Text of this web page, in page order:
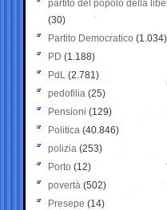
partito del popolo della
(30)
Partito Democratico (1.034)
PD (1.188)
PdL (2.781)
pedofilia (25)
Pensioni (129)
Politica (40.846)
polizia (253)
Porto (12)
povertà (502)
Presepe (14)